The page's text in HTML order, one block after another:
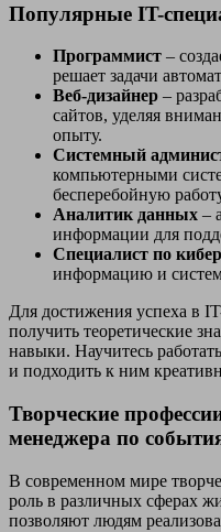
Популярные IT-
Программист –
решает задачи
Веб-дизайнер –
сайтов, уделяя
опыту.
Системный
компьютерными
бесперебойную
Аналитик данных –
информации для
Специалист по
информацию и
Для достижения успеха в
получить теоретические
навыки. Научитесь
и подходить к ним
Творческие
менеджера по
В современном мире
роль в различных сферах
позволяют людям